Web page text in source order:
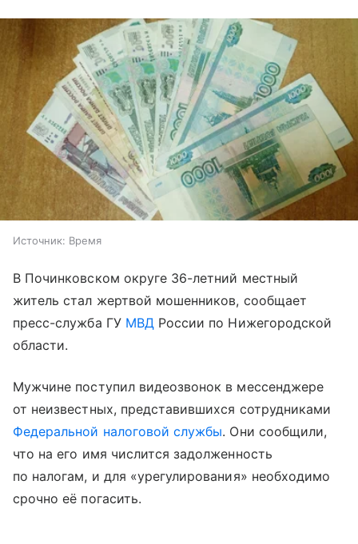
Источник: Время
В Починковском округе 36-летний местный
житель стал жертвой мошенников, сообщает
пресс-служба ГУ МВД России по Нижегородской
области.
Мужчине поступил видеозвонок в мессенджере
от неизвестных, представившихся сотрудниками
Федеральной налоговой службы. Они сообщили,
что на его имя числится задолженность
по налогам, и для «урегулирования» необходимо
срочно её погасить.